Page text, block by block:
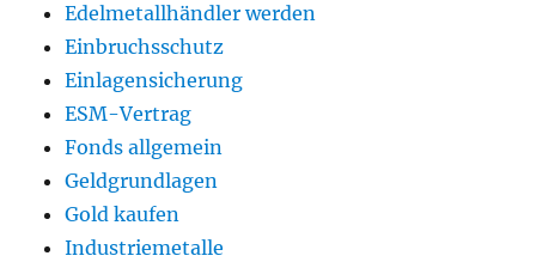
Edelmetallhändler werden
Einbruchsschutz
Einlagensicherung
ESM-Vertrag
Fonds allgemein
Geldgrundlagen
Gold kaufen
Industriemetalle